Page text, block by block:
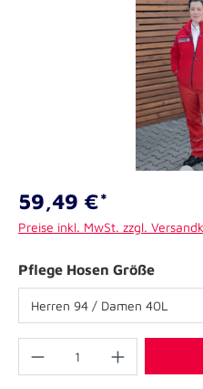
59,49 €*
Preise inkl. MwSt. zzgl.
Pflege Hosen Größe